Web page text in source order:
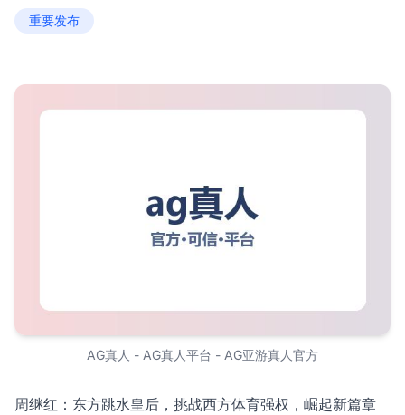
重要发布
AG真人 - AG真人平台 - AG亚游真人官方
周继红：东方跳水皇后，挑战西方体育强权，崛起新篇章